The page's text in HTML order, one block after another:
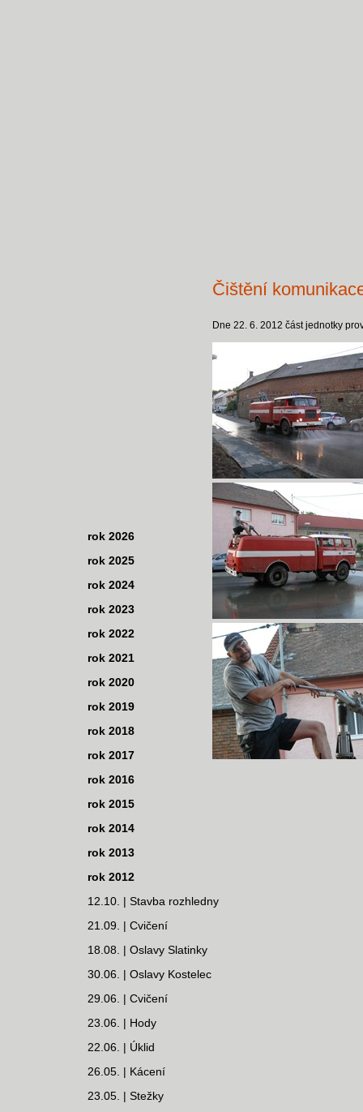
Čištění
Dne 22. 6. 2012 část jednotky
rok 2026
rok 2025
rok 2024
rok 2023
rok 2022
rok 2021
rok 2020
rok 2019
rok 2018
rok 2017
rok 2016
rok 2015
rok 2014
rok 2013
rok 2012
12.10. | Stavba rozhledny
21.09. | Cvičení
18.08. | Oslavy Slatinky
30.06. | Oslavy Kostelec
29.06. | Cvičení
23.06. | Hody
22.06. | Úklid
26.05. | Kácení
23.05. | Stežky